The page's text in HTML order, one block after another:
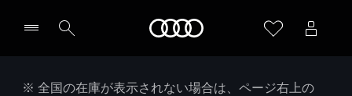
※ 全国の在庫が表示されない場合は、ページ右上の